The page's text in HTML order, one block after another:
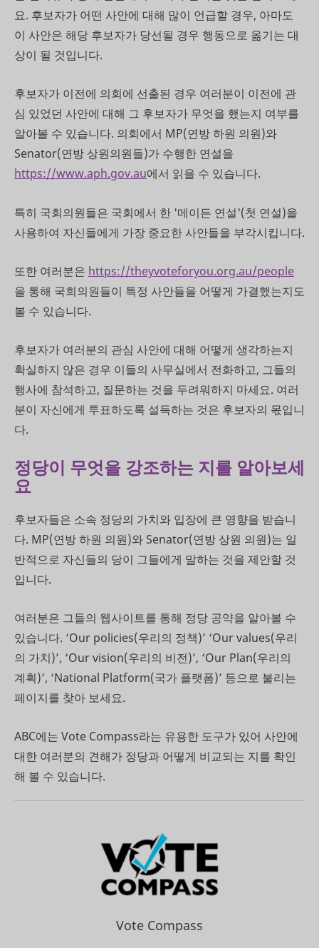
요. 후보자가 어떤 사안에 대해 많이 언급할 경우, 아마도
이 사안은 해당 후보자가 당선될 경우 행동으로 옮기는 대
상이 될 것입니다.
후보자가 이전에 의회에 선출된 경우 여러분이 이전에 관
심 있었던 사안에 대해 그 후보자가 무엇을 했는지 여부를
알아볼 수 있습니다. 의회에서 MP(연방 하원 의원)와
Senator(연방 상원의원들)가 수행한 연설을
https://www.aph.gov.au에서 읽을 수 있습니다.
특히 국회의원들은 국회에서 한 '메이든 연설'(첫 연설)을
사용하여 자신들에게 가장 중요한 사안들을 부각시킵니다.
또한 여러분은 https://theyvoteforyou.org.au/people
을 통해 국회의원들이 특정 사안들을 어떻게 가결했는지도
볼 수 있습니다.
후보자가 여러분의 관심 사안에 대해 어떻게 생각하는지
확실하지 않은 경우 이들의 사무실에서 전화하고, 그들의
행사에 참석하고, 질문하는 것을 두려워하지 마세요. 여러
분이 자신에게 투표하도록 설득하는 것은 후보자의 몫입니
다.
정당이 무엇을 강조하는 지를 알아보세
요
후보자들은 소속 정당의 가치와 입장에 큰 영향을 받습니
다. MP(연방 하원 의원)와 Senator(연방 상원 의원)는 일
반적으로 자신들의 당이 그들에게 말하는 것을 제안할 것
입니다.
여러분은 그들의 웹사이트를 통해 정당 공약을 알아볼 수
있습니다. ‘Our policies(우리의 정책)’ ‘Our values(우리
의 가치)’, ‘Our vision(우리의 비전)’, ‘Our Plan(우리의
계획)’, ‘National Platform(국가 플랫폼)’ 등으로 불리는
페이지를 찾아 보세요.
ABC에는 Vote Compass라는 유용한 도구가 있어 사안에
대한 여러분의 견해가 정당과 어떻게 비교되는 지를 확인
해 볼 수 있습니다.
Vote Compass